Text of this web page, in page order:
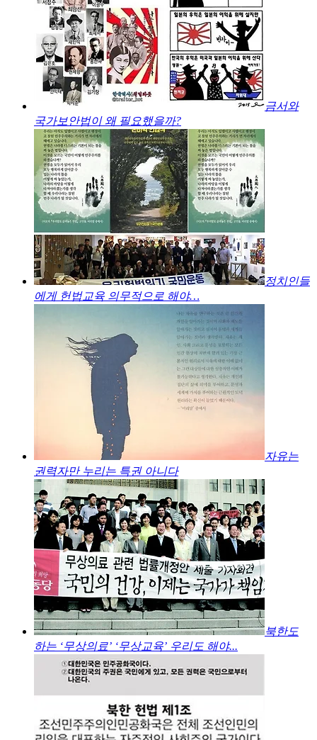
금서와
국가보안법이 왜 필요했을까?
정치인들
에게 헌법교육 의무적으로 해야…
자유는
권력자만 누리는 특권 아니다
북한도
하는 ‘무상의료’ ‘무상교육’ 우리도 해야...